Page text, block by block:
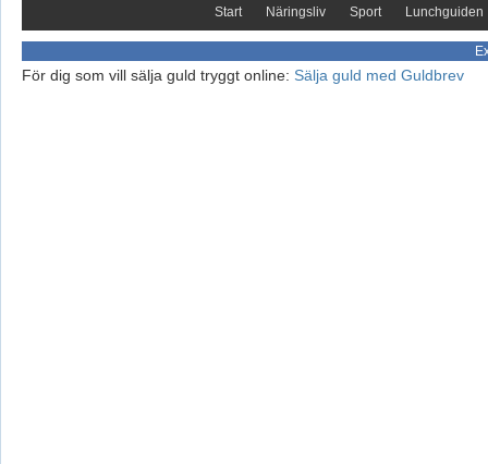
Start Näringsliv Sport Lunchguiden
För dig som vill sälja guld tryggt online: Sälja guld med Guldbrev